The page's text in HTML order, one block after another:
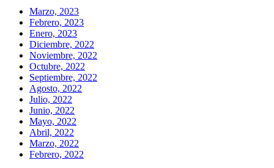
Marzo, 2023
Febrero, 2023
Enero, 2023
Diciembre, 2022
Noviembre, 2022
Octubre, 2022
Septiembre, 2022
Agosto, 2022
Julio, 2022
Junio, 2022
Mayo, 2022
Abril, 2022
Marzo, 2022
Febrero, 2022